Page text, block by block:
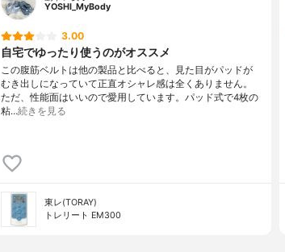
YOSHI_MyBody
3.00
自宅でゆったり使うのがオススメ
この腹筋ベルトは他の製品と比べると、見た目がパッドが
むき出しになっていて正直オシャレ感は全くありません。
ただ、性能面はいいので愛用しています。パッド式で4枚の
粘…続きを見る
東レ(TORAY)
トレリート EM300